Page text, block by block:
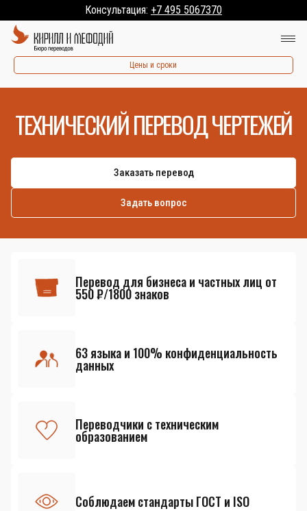
Консультация: +7 495 5067370
Цены и сроки
ТЕХНИЧЕСКИЙ ПЕРЕВОД ЧЕРТЕЖЕЙ
Заказать перевод
Задать вопрос
Перевод для бизнеса и частных лиц от
550 ₽/1800 знаков
63 языка и 100% конфиденциальность
данных
Переводчики с техническим
образованием
Соблюдаем стандарты ГОСТ и ISO